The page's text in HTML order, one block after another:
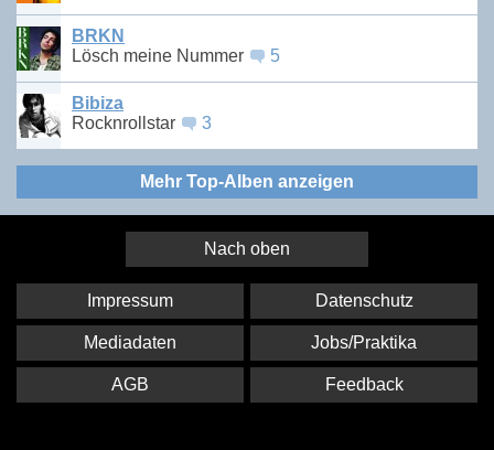
BRKN
Lösch meine Nummer
5
Bibiza
Rocknrollstar
3
Mehr Top-Alben anzeigen
Nach oben
Impressum Datenschutz
Mediadaten Jobs/Praktika
AGB Feedback